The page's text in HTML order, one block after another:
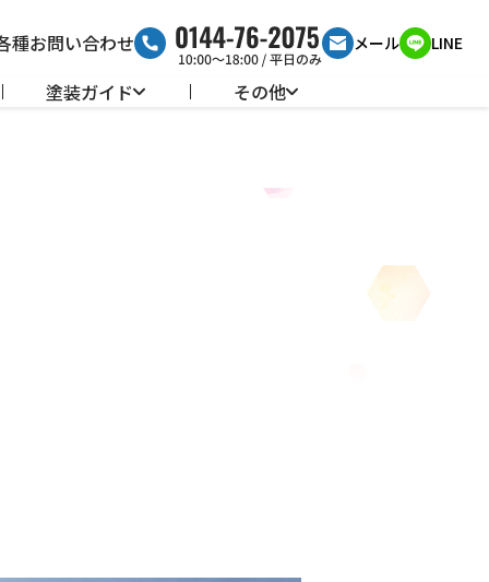
種お問い合わせ メール LINE
塗装ガイド その他